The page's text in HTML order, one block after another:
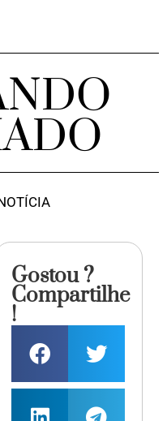
Gostou ?
Compartilhe
!